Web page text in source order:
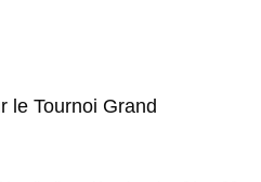
le Tournoi Grand